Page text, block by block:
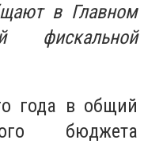
в Главном
фискальной
года в общий
бюджета